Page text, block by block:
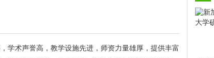
学术声誉高，教学设施先进，师资力量雄厚，提供丰富